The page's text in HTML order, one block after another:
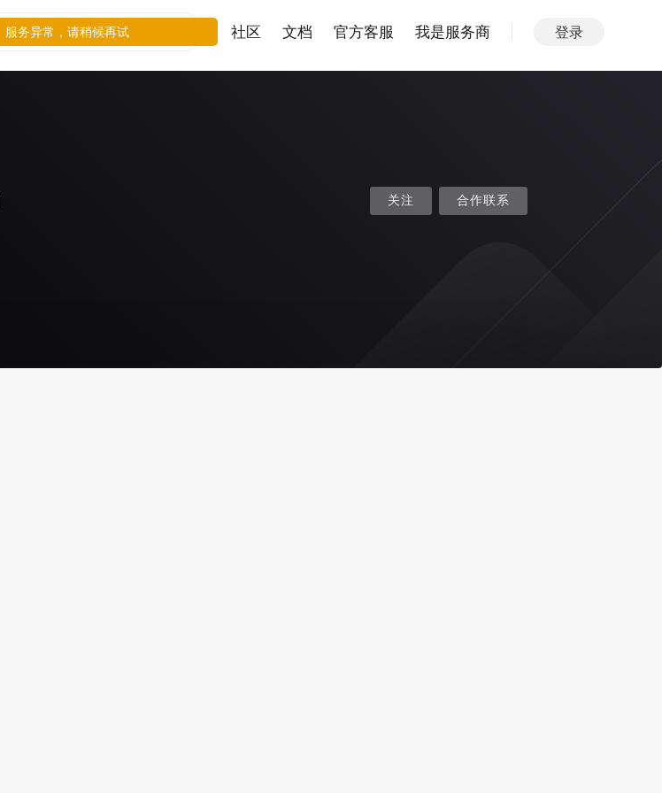
社区 文档 官方客服 我是服务商 登录
关注 合作联系
服务异常，请稍候再试